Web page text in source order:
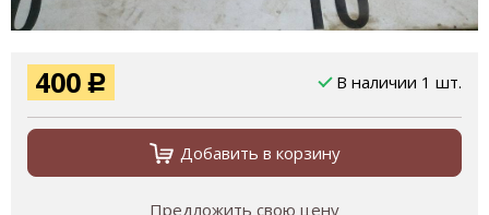
400 Р В наличии 1 шт.
Добавить в корзину
Предложить свою цену